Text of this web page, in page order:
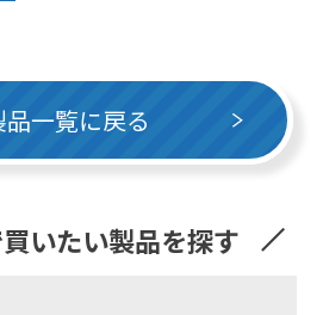
品一覧に戻る
いたい製品を探す